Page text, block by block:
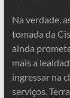
Na verdade,
tomada da
ainda
mais a
ingressar na
serviços.